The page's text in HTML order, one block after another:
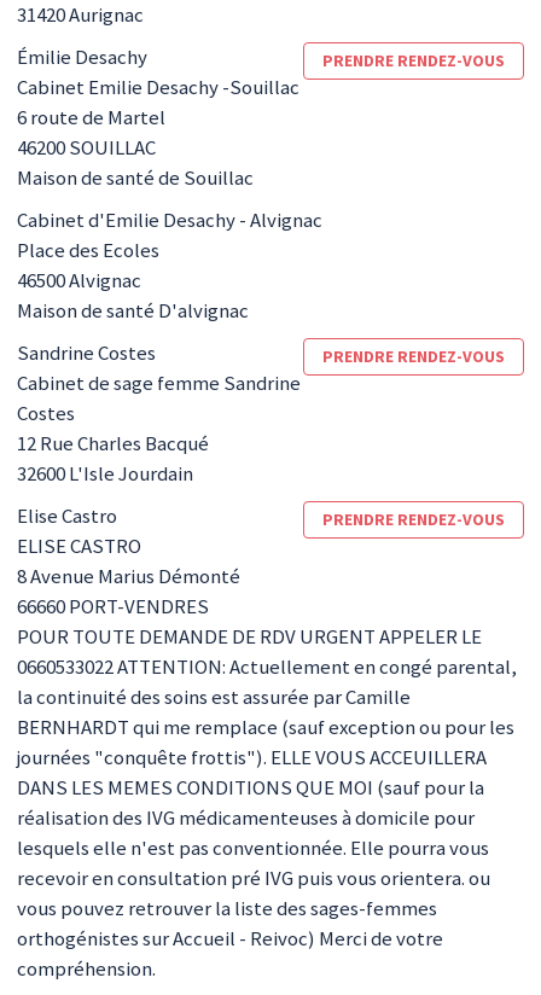
31420Aurignac
Émilie Desachy PRENDRE RENDEZ-VOUS
Cabinet Emilie Desachy -Souillac
6 route de Martel
46200SOUILLAC
Maison de santé de Souillac
Cabinet d'Emilie Desachy - Alvignac
Place des Ecoles
46500Alvignac
Maison de santé D'alvignac
SandrineCostes PRENDRE RENDEZ-VOUS
Cabinet de sage femme Sandrine
Costes
12 Rue Charles Bacqué
32600L'Isle Jourdain
EliseCastro PRENDRE RENDEZ-VOUS
ELISE CASTRO
8 Avenue Marius Démonté
66660PORT-VENDRES
POUR TOUTE DEMANDE DE RDV URGENT APPELER LE
0660533022 ATTENTION: Actuellement en congé parental,
la continuité des soins est assurée par Camille
BERNHARDT qui me remplace (sauf exception ou pour les
journées "conquête frottis"). ELLE VOUS ACCEUILLERA
DANS LES MEMES CONDITIONS QUE MOI (sauf pour la
réalisation des IVG médicamenteuses à domicile pour
lesquels elle n'est pas conventionnée. Elle pourra vous
recevoir en consultation pré IVG puis vous orientera. ou
vous pouvez retrouver la liste des sages-femmes
orthogénistes sur Accueil - Reivoc) Merci de votre
compréhension.